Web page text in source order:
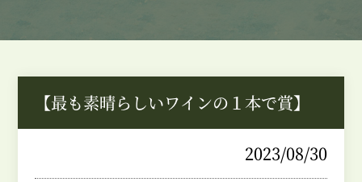
【最も素晴らしいワインの１本で賞】
2023/08/30